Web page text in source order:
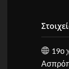
19ο